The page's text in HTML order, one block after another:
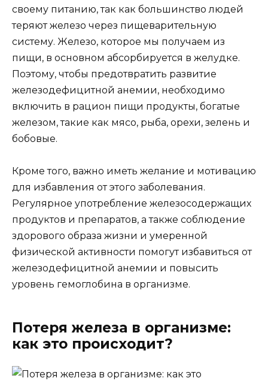
своему питанию, так как большинство людей
теряют железо через пищеварительную
систему. Железо, которое мы получаем из
пищи, в основном абсорбируется в желудке.
Поэтому, чтобы предотвратить развитие
железодефицитной анемии, необходимо
включить в рацион пищи продукты, богатые
железом, такие как мясо, рыба, орехи, зелень и
бобовые.
Кроме того, важно иметь желание и мотивацию
для избавления от этого заболевания.
Регулярное употребление железосодержащих
продуктов и препаратов, а также соблюдение
здорового образа жизни и умеренной
физической активности помогут избавиться от
железодефицитной анемии и повысить
уровень гемоглобина в организме.
Потеря железа в организме:
как это происходит?